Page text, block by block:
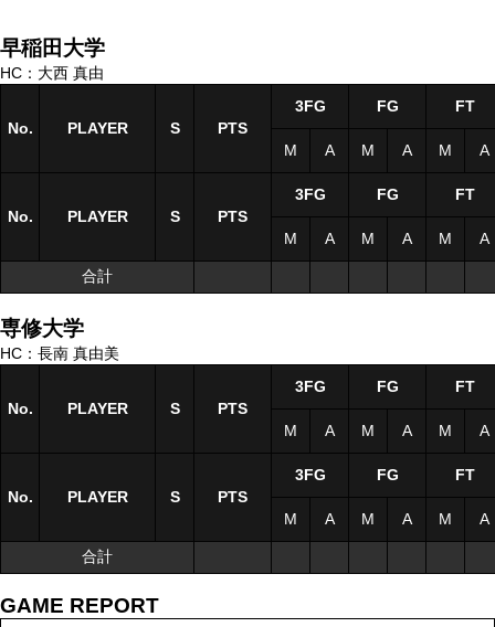
早稲田大学
HC：大西 真由
No. PLAYER S
No. PLAYER S
合計
No. PLAYER S PTS
3FG FG FT
M A M A M A
No. PLAYER S PTS
3FG FG FT
M A M A M A
合計
専修大学
HC：長南 真由美
No. PLAYER S
No. PLAYER S
合計
No. PLAYER S PTS
3FG FG FT
M A M A M A
No. PLAYER S PTS
3FG FG FT
M A M A M A
合計
GAME REPORT